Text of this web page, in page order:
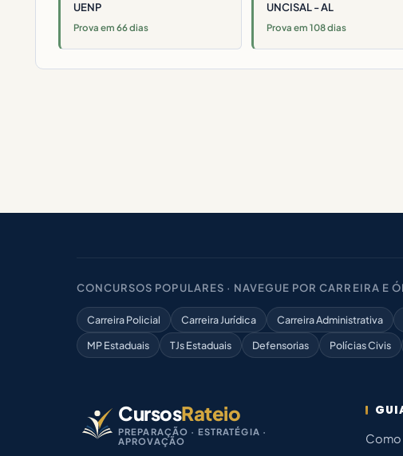
UENP
Prova em 66 dias
UNCISAL - AL
Prova em 108 dias
CONCURSOS POPULARES · NAVEGUE POR CARREIRA E
Carreira Policial Carreira Jurídica Carreira Administrativa
MP Estaduais
TJs Estaduais Defensorias Polícias Civis
CursosRateio
PREPARAÇÃO · ESTRATÉGIA ·
APROVAÇÃO